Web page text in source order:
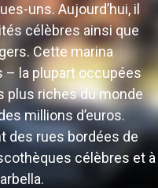
uns. Aujourd’hui, il
célèbres ainsi que
Cette marina
– la plupart occupées
plus riches du monde
millions d’euros.
des rues bordées de
célèbres et à